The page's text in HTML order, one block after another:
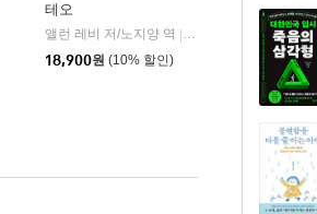
테오
앨런 레비 저/노지양 역
오팬하우스
18,900원 (10% 할인)